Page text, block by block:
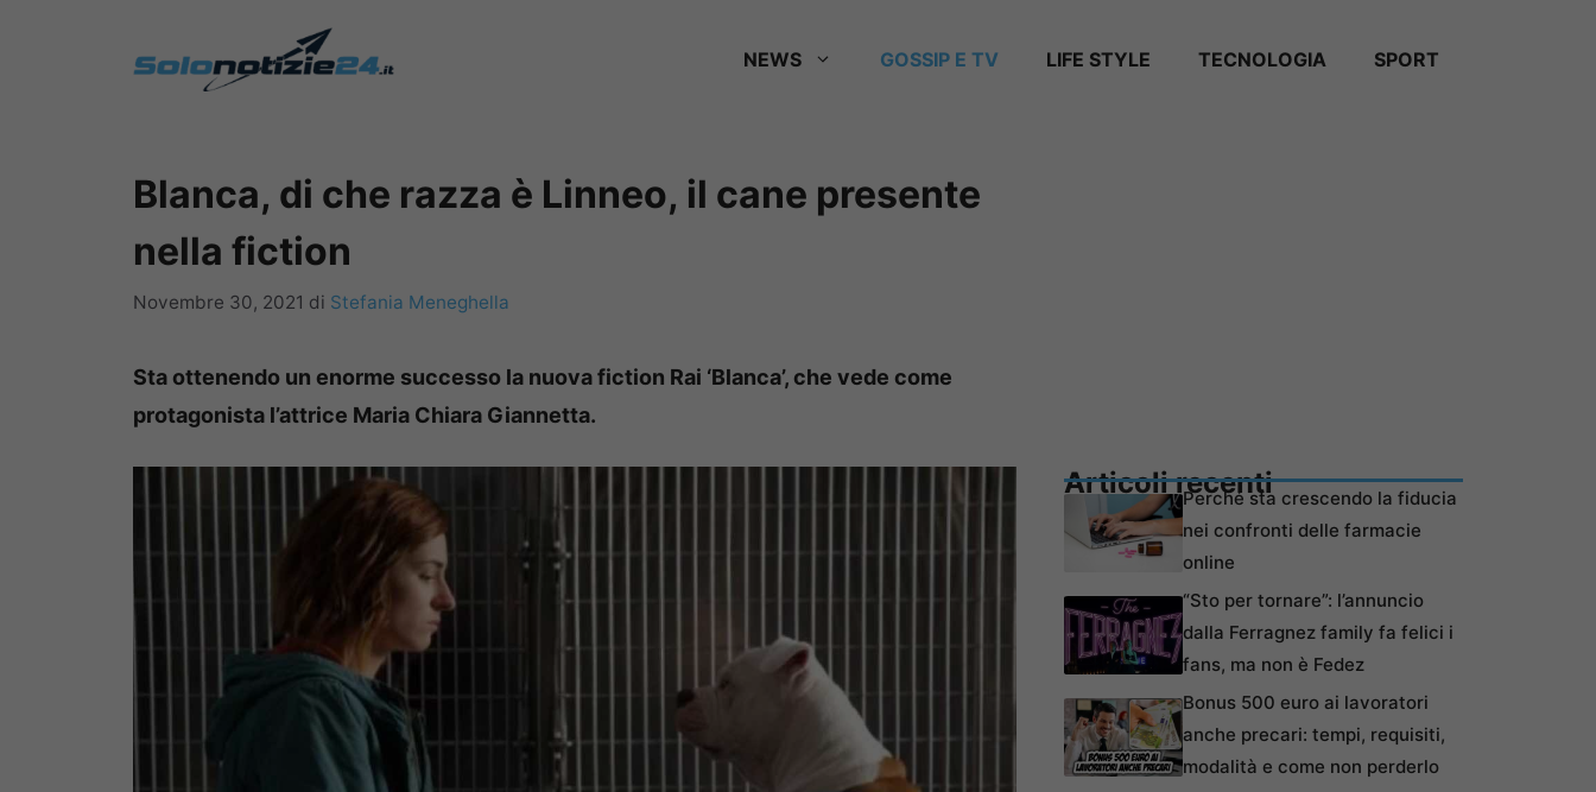
NEWS GOSSIP E TV LIFE STYLE TECNOLOGIA SPORT
Blanca, di che razza è Linneo, il cane presente
nella fiction
Novembre 30, 2021 di Stefania Meneghella
Sta ottenendo un enorme successo la nuova fiction Rai ‘Blanca’, che vede come
protagonista l’attrice Maria Chiara Giannetta.
Articoli recentiPerché sta crescendo la fiducia
nei confronti delle farmacie
online
“Sto per tornare”: l’annuncio
dalla Ferragnez family fa felici i
fans, ma non è Fedez
Bonus 500 euro ai lavoratori
anche precari: tempi, requisiti,
modalità e come non perderlo